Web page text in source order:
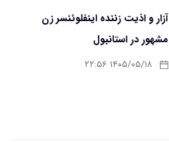
آزار و اذیت زننده اینفلوئنسر زن
مشهور در استانبول
۱۴۰۵/۰۵/۱۸ ۲۲:۵۶